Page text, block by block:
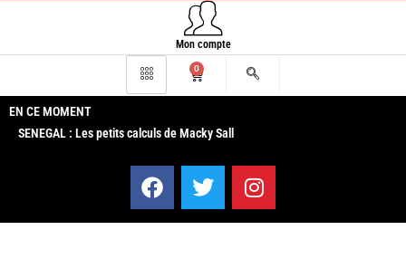
Mon compte
0
EN CE MOMENT
SENEGAL : Les petits calculs de Macky Sall